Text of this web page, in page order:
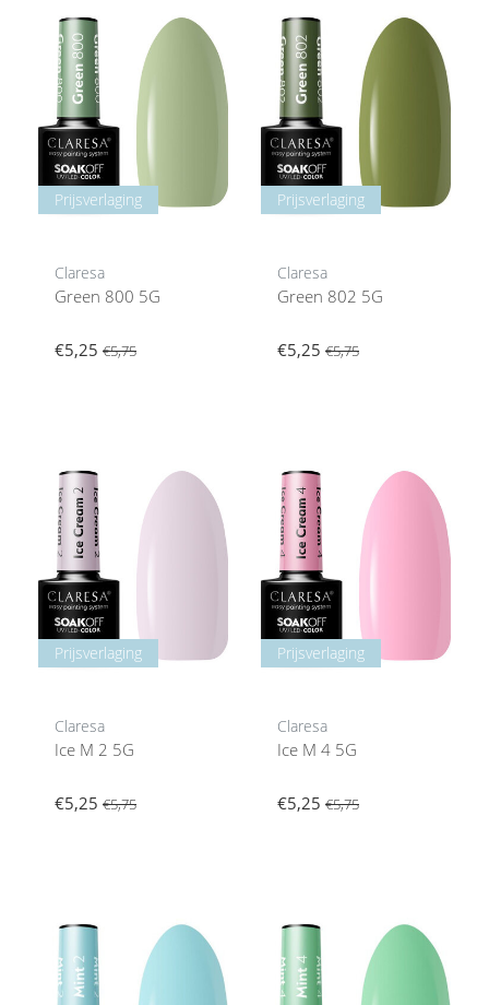
Prijsverlaging
Claresa
Green 800 5G
€5,25 €5,75
Prijsverlaging
Claresa
Green 802 5G
€5,25 €5,75
Prijsverlaging
Claresa
Ice M 2 5G
€5,25 €5,75
Prijsverlaging
Claresa
Ice M 4 5G
€5,25 €5,75